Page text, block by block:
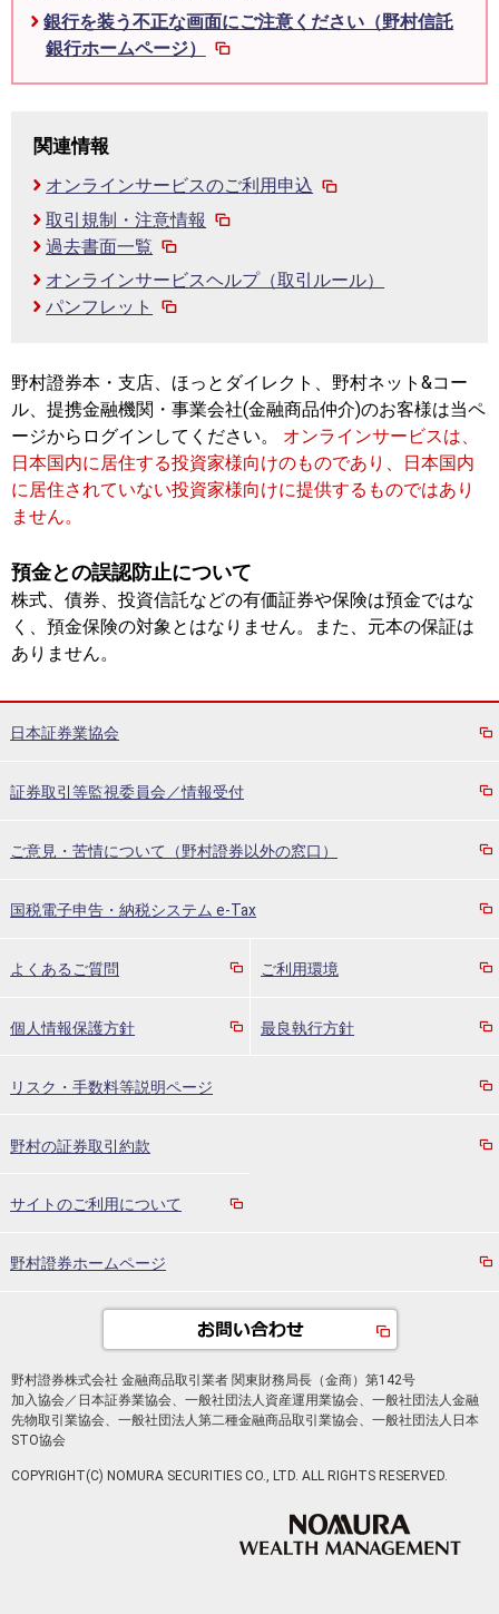
銀行を装う不正な画面にご注意ください（野村信託
銀行ホームページ）
関連情報
オンラインサービスのご利用申込
取引規制・注意情報
過去書面一覧
オンラインサービスヘルプ（取引ルール）
パンフレット
野村證券本・支店、ほっとダイレクト、野村ネット&コー
ル、提携金融機関・事業会社(金融商品仲介)のお客様は当ペ
ージからログインしてください。 オンラインサービスは、
日本国内に居住する投資家様向けのものであり、日本国内
に居住されていない投資家様向けに提供するものではあり
ません。
預金との誤認防止について
株式、債券、投資信託などの有価証券や保険は預金ではな
く、預金保険の対象とはなりません。また、元本の保証は
ありません。
日本証券業協会
証券取引等監視委員会／情報受付
ご意見・苦情について（野村證券以外の窓口）
国税電子申告・納税システム e-Tax
よくあるご質問 ご利用環境
個人情報保護方針 最良執行方針
リスク・手数料等説明ページ
野村の証券取引約款
サイトのご利用について
野村證券ホームページ
野村證券株式会社 金融商品取引業者 関東財務局長（金商）第142号
加入協会／日本証券業協会、一般社団法人資産運用業協会、一般社団法人金融
先物取引業協会、一般社団法人第二種金融商品取引業協会、一般社団法人日本
STO協会
COPYRIGHT(C) NOMURA SECURITIES CO., LTD. ALL RIGHTS RESERVED.